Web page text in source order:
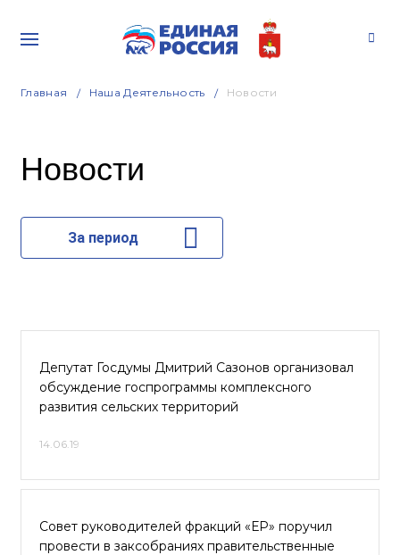
Главная Наша Деятельность Новости
Новости
За период
Депутат Госдумы Дмитрий Сазонов организовал
обсуждение госпрограммы комплексного
развития сельских территорий
14.06.19
Совет руководителей фракций «ЕР» поручил
провести в заксобраниях правительственные